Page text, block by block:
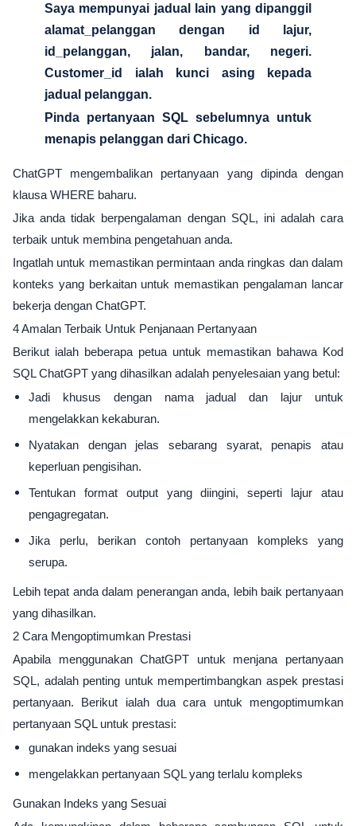
Saya mempunyai jadual lain yang dipanggil
alamat_pelanggan dengan id lajur,
id_pelanggan, jalan, bandar, negeri.
Customer_id ialah kunci asing kepada
jadual pelanggan.
Pinda pertanyaan SQL sebelumnya untuk
menapis pelanggan dari Chicago.
ChatGPT mengembalikan pertanyaan yang dipinda dengan
klausa WHERE baharu.
Jika anda tidak berpengalaman dengan SQL, ini adalah cara
terbaik untuk membina pengetahuan anda.
Ingatlah untuk memastikan permintaan anda ringkas dan dalam
konteks yang berkaitan untuk memastikan pengalaman lancar
bekerja dengan ChatGPT.
4 Amalan Terbaik Untuk Penjanaan Pertanyaan
Berikut ialah beberapa petua untuk memastikan bahawa Kod
SQL ChatGPT yang dihasilkan adalah penyelesaian yang betul:
Jadi khusus dengan nama jadual dan lajur untuk
mengelakkan kekaburan.
Nyatakan dengan jelas sebarang syarat, penapis atau
keperluan pengisihan.
Tentukan format output yang diingini, seperti lajur atau
pengagregatan.
Jika perlu, berikan contoh pertanyaan kompleks yang
serupa.
Lebih tepat anda dalam penerangan anda, lebih baik pertanyaan
yang dihasilkan.
2 Cara Mengoptimumkan Prestasi
Apabila menggunakan ChatGPT untuk menjana pertanyaan
SQL, adalah penting untuk mempertimbangkan aspek prestasi
pertanyaan. Berikut ialah dua cara untuk mengoptimumkan
pertanyaan SQL untuk prestasi:
gunakan indeks yang sesuai
mengelakkan pertanyaan SQL yang terlalu kompleks
Gunakan Indeks yang Sesuai